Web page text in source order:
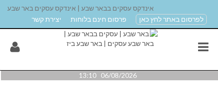
אינדקס עסקים בבאר שבע | אינדקס עסקים באר שבע
לפרסום באתר לחץ כאן
פרסום חינם בלוחות יצירת קשר
06/08/2026 13:10